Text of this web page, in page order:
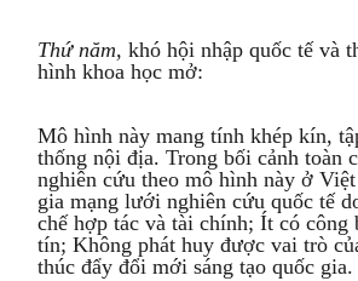
Thứ năm, khó hội nhập quốc tế và
hình khoa học mở:
Mô hình này mang tính khép kín,
thống nội địa. Trong bối cảnh toàn
nghiên cứu theo mô hình này ở
gia mạng lưới nghiên cứu quốc tế
chế hợp tác và tài chính; Ít có công
tín; Không phát huy được vai trò
thúc đẩy đổi mới sáng tạo quốc gia.